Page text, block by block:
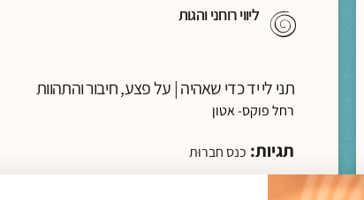
ליווי רוחני והגות
תני לי יד כדי שאהיה | על פצע, חיבור והתהוות
רחל פוקס- אטון
תגיות: כנס חברוּת